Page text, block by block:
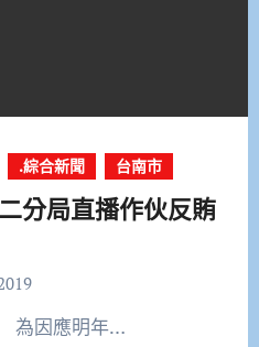
.綜合新聞 台南市
分局直播作伙反賄
】 為因應明年…